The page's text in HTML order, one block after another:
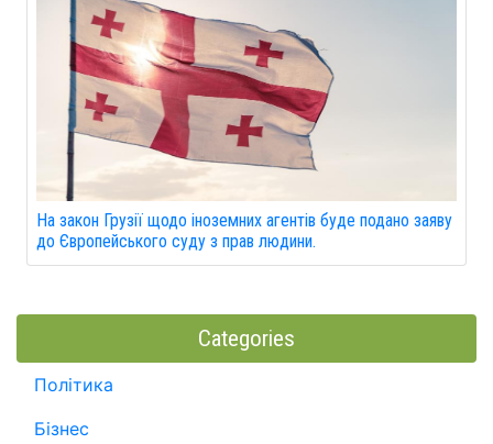
На закон Грузії щодо іноземних агентів буде подано заяву
до Європейського суду з прав людини.
Categories
Політика
Бізнес